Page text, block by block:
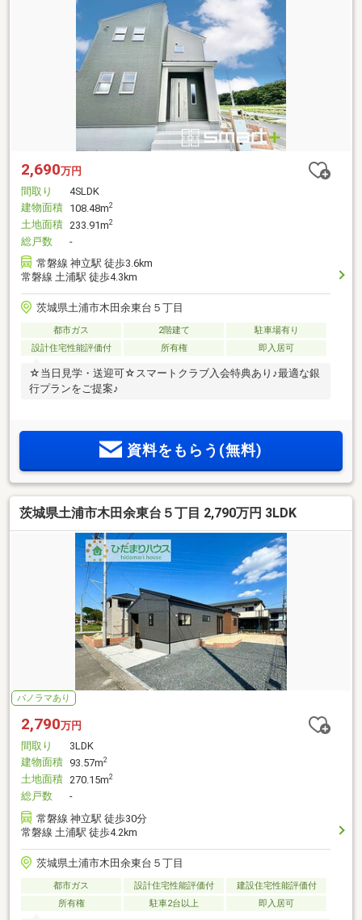
2,690万円
間取り
4SLDK
建物面積 108.48m2
土地面積 233.91m2
総戸数
-
常磐線 神立駅 徒歩3.6km
常磐線 土浦駅 徒歩4.3km
茨城県土浦市木田余東台５丁目
都市ガス 2階建て
駐車場有り
設計住宅性能評価付
所有権 即入居可
☆当日見学・送迎可☆スマートクラブ入会特典あり♪最適な銀
行プランをご提案♪
資料をもらう(無料)
茨城県土浦市木田余東台５丁目 2,790万円 3LDK
パノラマあり
2,790万円
間取り
3LDK
建物面積 93.57m2
土地面積 270.15m2
総戸数
-
常磐線 神立駅 徒歩30分
常磐線 土浦駅 徒歩4.2km
茨城県土浦市木田余東台５丁目
都市ガス 設計住宅性能評価付
建設住宅性能評価付
所有権
駐車2台以上 即入居可